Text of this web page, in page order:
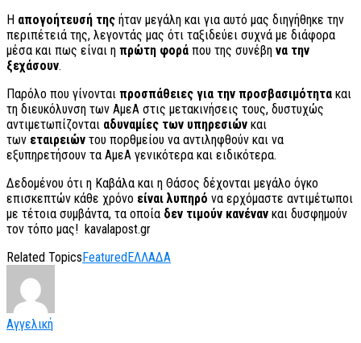
Η απογοήτευσή της ήταν μεγάλη και για αυτό μας διηγήθηκε την
περιπέτειά της, λεγοντάς μας ότι ταξιδεύει συχνά με διάφορα
μέσα και πως είναι η πρώτη φορά που της συνέβη να την
ξεχάσουν.
Παρόλο που γίνονται προσπάθειες για την προσβασιμότητα και
τη διευκόλυνση των ΑμεΑ στις μετακινήσεις τους, δυστυχώς
αντιμετωπίζονται αδυναμίες των υπηρεσιών και
των εταιρειών του πορθμείου να αντιληφθούν και να
εξυπηρετήσουν τα ΑμεΑ γενικότερα και ειδικότερα.
Δεδομένου ότι η Καβάλα και η Θάσος δέχονται μεγάλο όγκο
επισκεπτών κάθε χρόνο είναι λυπηρό να ερχόμαστε αντιμέτωποι
με τέτοια συμβάντα, τα οποία δεν τιμούν κανέναν και δυσφημούν
τον τόπο μας! kavalapost.gr
Related TopicsFeaturedΕΛΛΑΔΑ
Αγγελική